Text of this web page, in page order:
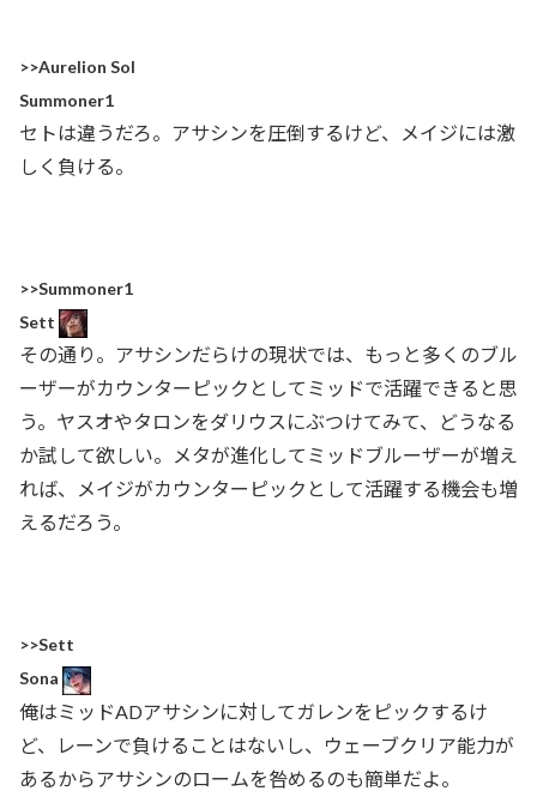
>>Aurelion Sol
Summoner1
セトは違うだろ。アサシンを圧倒するけど、メイジには激
しく負ける。
>>Summoner1
Sett
その通り。アサシンだらけの現状では、もっと多くのブル
ーザーがカウンターピックとしてミッドで活躍できると思
う。ヤスオやタロンをダリウスにぶつけてみて、どうなる
か試して欲しい。メタが進化してミッドブルーザーが増え
れば、メイジがカウンターピックとして活躍する機会も増
えるだろう。
>>Sett
Sona
俺はミッドADアサシンに対してガレンをピックするけ
ど、レーンで負けることはないし、ウェーブクリア能力が
あるからアサシンのロームを咎めるのも簡単だよ。